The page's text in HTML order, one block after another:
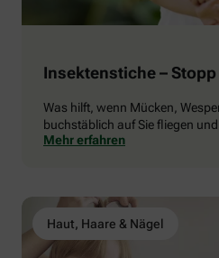
Insektenstiche –
Was hilft, wenn Mücken,
buchstäblich auf Sie fliegen
Mehr erfahren
Haut, Haare & Nägel